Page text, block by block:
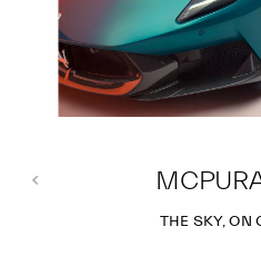
THE SKY, ON